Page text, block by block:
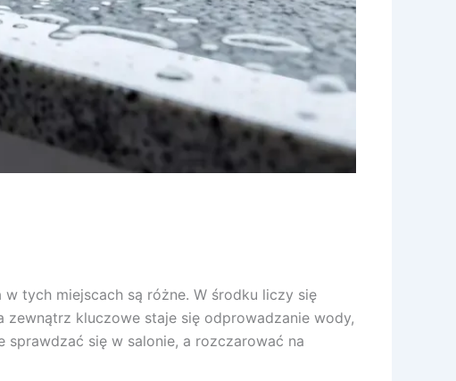
tych miejscach są różne. W środku liczy się
kluczowe staje się odprowadzanie wody,
sprawdzać się w salonie, a rozczarować na